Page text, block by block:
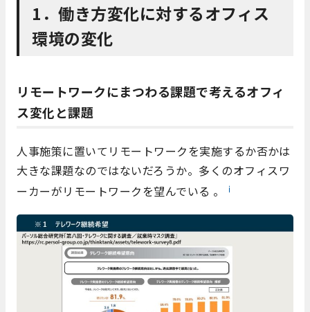
1．働き方変化に対するオフィス
環境の変化
リモートワークにまつわる課題で考えるオフィ
ス変化と課題
人事施策に置いてリモートワークを実施するか否かは
大きな課題なのではないだろうか。多くのオフィスワ
ーカーがリモートワークを望んでいる 。
ⅰ